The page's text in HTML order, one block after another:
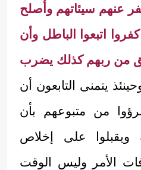
عنهم سيئاتهم وأصلح
اتبعوا الباطل وأن
من ربهم كذلك يضرب
يتمنى التابعون أن
من متبوعهم بأن
ويقبلوا على إخلاص
الأمر وليس الوقت